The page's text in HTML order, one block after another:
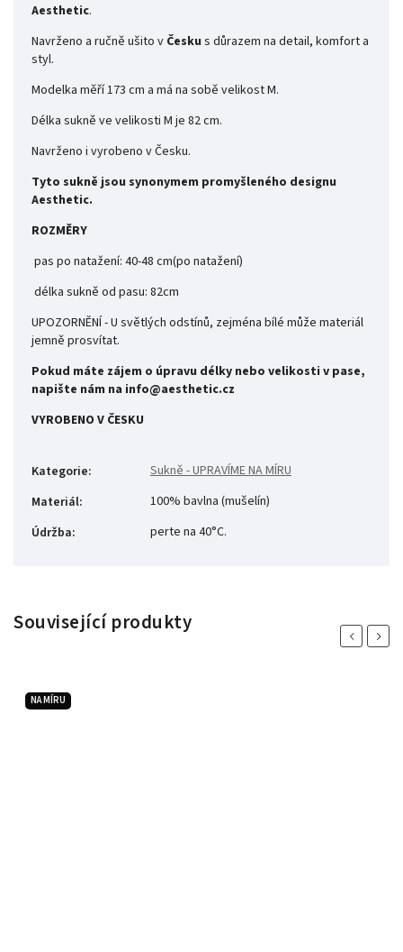
Aesthetic.
Navrženo a ručně ušito v Česku s důrazem na detail, komfort a
styl.
Modelka měří 173 cm a má na sobě velikost M.
Délka sukně ve velikosti M je 82 cm.
Navrženo i vyrobeno v Česku.
Tyto sukně jsou synonymem promyšleného designu
Aesthetic.
ROZMĚRY
pas po natažení: 40-48 cm(po natažení)
délka sukně od pasu: 82cm
UPOZORNĚNÍ - U světlých odstínů, zejména bílé může materiál
jemně prosvítat.
Pokud máte zájem o úpravu délky nebo velikosti v pase,
napište nám na info@aesthetic.cz
VYROBENO V ČESKU
Kategorie:
Sukně - UPRAVÍME NA MÍRU
Materiál:
100% bavlna (mušelín)
Údržba: perte na 40°C.
Související produkty
Previous
NA MÍRU
Next